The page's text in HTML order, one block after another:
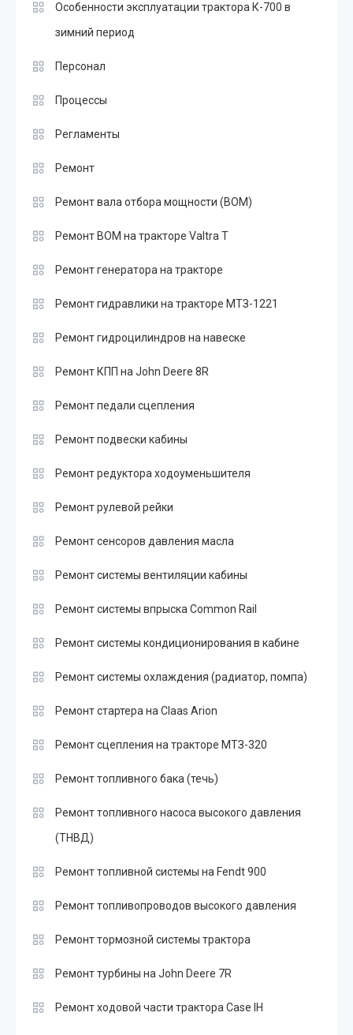
Особенности эксплуатации трактора К-700 в
зимний период
Персонал
Процессы
Регламенты
Ремонт
Ремонт вала отбора мощности (ВОМ)
Ремонт ВОМ на тракторе Valtra T
Ремонт генератора на тракторе
Ремонт гидравлики на тракторе МТЗ-1221
Ремонт гидроцилиндров на навеске
Ремонт КПП на John Deere 8R
Ремонт педали сцепления
Ремонт подвески кабины
Ремонт редуктора ходоуменьшителя
Ремонт рулевой рейки
Ремонт сенсоров давления масла
Ремонт системы вентиляции кабины
Ремонт системы впрыска Common Rail
Ремонт системы кондиционирования в кабине
Ремонт системы охлаждения (радиатор, помпа)
Ремонт стартера на Claas Arion
Ремонт сцепления на тракторе МТЗ-320
Ремонт топливного бака (течь)
Ремонт топливного насоса высокого давления
(ТНВД)
Ремонт топливной системы на Fendt 900
Ремонт топливопроводов высокого давления
Ремонт тормозной системы трактора
Ремонт турбины на John Deere 7R
Ремонт ходовой части трактора Case IH